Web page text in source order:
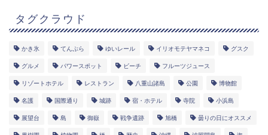
タグクラウド
かき氷 てんぷら ゆいレール イリオモテヤマネコ グスク
グルメ パワースポット ビーチ フルーツジュース
リゾートホテル レストラン 八重山諸島 公園 博物館
名護 国際通り 城跡 宿・ホテル 寺院 小浜島
展望台 島 御嶽 戦争遺跡 旭橋 曇りの日にオススメ